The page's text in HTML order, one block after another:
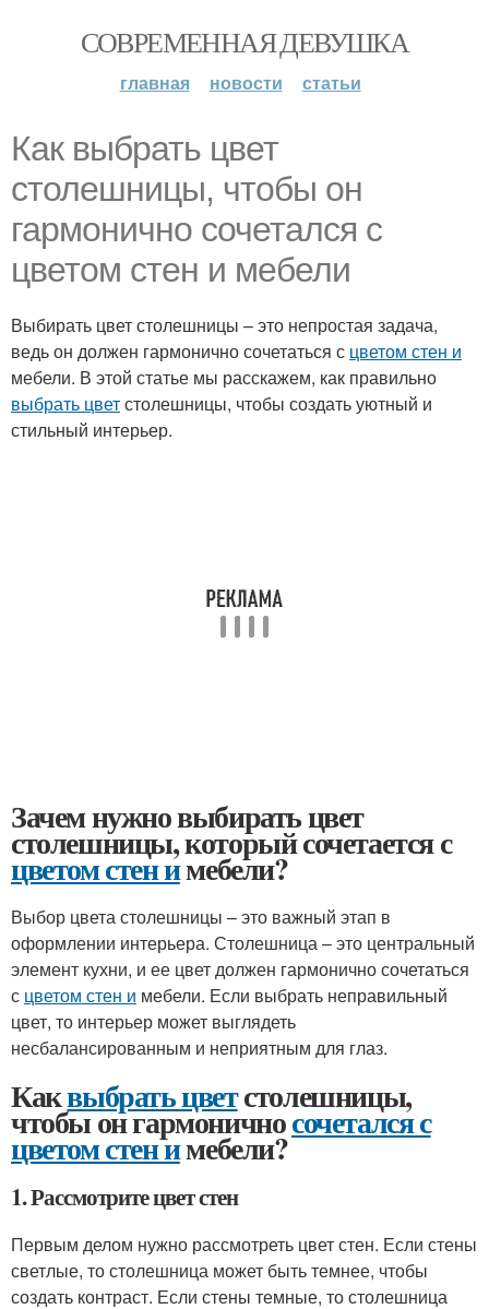
СОВРЕМЕННАЯ ДЕВУШКА
главная новости статьи
Как выбрать цвет
столешницы, чтобы он
гармонично сочетался с
цветом стен и мебели
Выбирать цвет столешницы – это непростая задача,
ведь он должен гармонично сочетаться с цветом стен и
мебели. В этой статье мы расскажем, как правильно
выбрать цветстолешницы, чтобы создать уютный и
стильный интерьер.
Зачем нужно выбирать цвет
столешницы, который сочетается с
цветом стен имебели?
Выбор цвета столешницы – это важный этап в
оформлении интерьера. Столешница – это центральный
элемент кухни, и ее цвет должен гармонично сочетаться
с цветом стен и мебели. Если выбрать неправильный
цвет, то интерьер может выглядеть
несбалансированным и неприятным для глаз.
Каквыбрать цветстолешницы,
чтобы он гармоничносочетался с
цветом стен имебели?
1. Рассмотрите цвет стен
Первым делом нужно рассмотреть цвет стен. Если стены
светлые, то столешница может быть темнее, чтобы
создать контраст. Если стены темные, то столешница